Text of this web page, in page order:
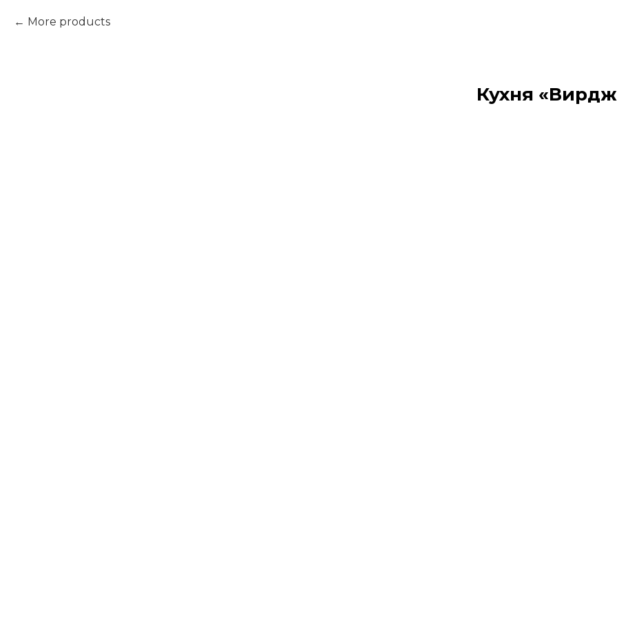
More products
Кухня